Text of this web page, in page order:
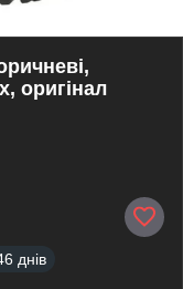
оригінал
днів